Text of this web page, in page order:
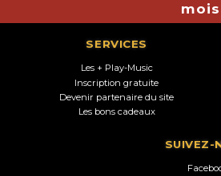
SERVICES
Les + Play-Music
Inscription gratuite
Devenir partenaire du site
Les bons cadeaux
SUIVEZ-